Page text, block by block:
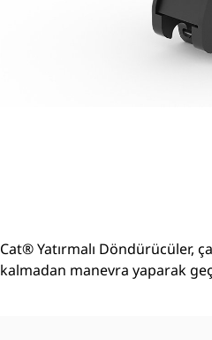
Cat® Yatırmalı Döndürücüler,
kalmadan manevra yaparak